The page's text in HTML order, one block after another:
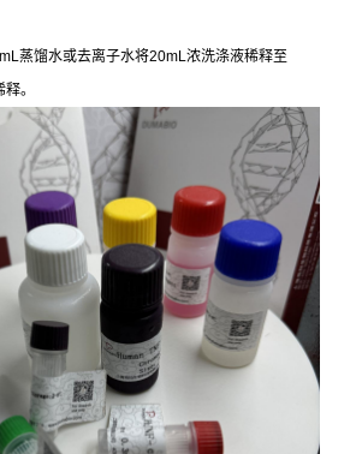
蒸馏水或去离子水将20mL浓洗涤液稀释至
。